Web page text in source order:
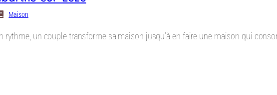
Maison
rythme, un couple transforme sa maison jusqu’à en faire une maison qui